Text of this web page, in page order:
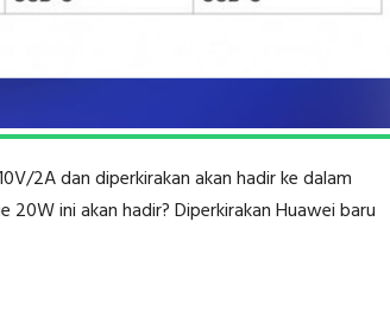
2A dan diperkirakan akan hadir ke dalam
ini akan hadir? Diperkirakan Huawei baru